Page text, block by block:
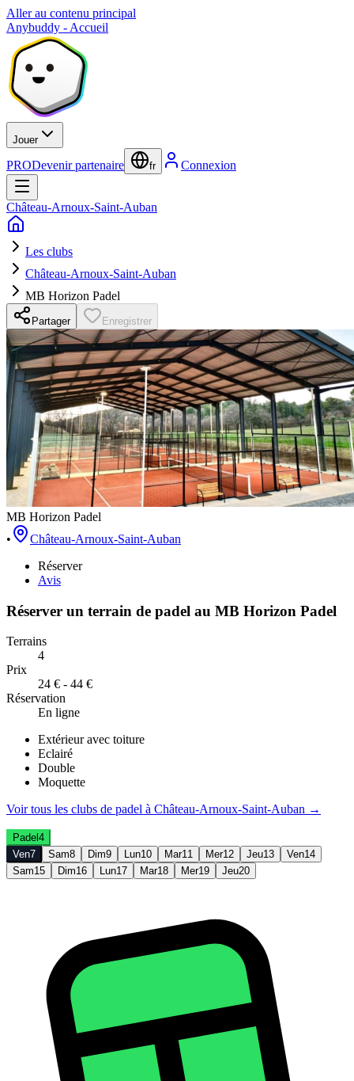
Aller au contenu principal
Anybuddy - Accueil
Jouer
PRODevenir partenaire fr Connexion
Château-Arnoux-Saint-Auban
Les clubs
Château-Arnoux-Saint-Auban
MB Horizon Padel
Partager Enregistrer
MB Horizon Padel
•
Château-Arnoux-Saint-Auban
Réserver
Avis
Réserver un terrain de padel au MB Horizon Padel
Terrains
4
Prix
24 € - 44 €
Réservation
En ligne
Extérieur avec toiture
Eclairé
Double
Moquette
Voir tous les clubs de padel à Château-Arnoux-Saint-Auban →
Padel 4
Ven7 Sam8 Dim9 Lun10 Mar11 Mer12 Jeu13 Ven14
Sam15 Dim16 Lun17 Mar18 Mer19 Jeu20